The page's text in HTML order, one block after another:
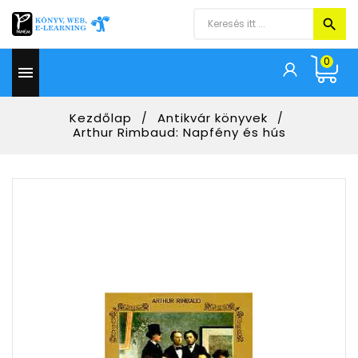

0
Kezdőlap
Antikvár könyvek
Arthur Rimbaud: Napfény és hús